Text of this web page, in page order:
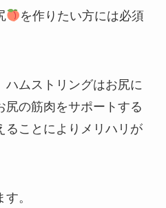
を作りたい方には必須
ハムストリングはお尻に
尻の筋肉をサポートする
ることによりメリハリが
。